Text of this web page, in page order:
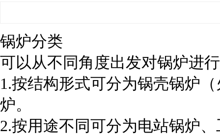
锅炉分类
可以从不同角度出发对锅炉进
1.按结构形式可分为锅壳锅炉
炉。
2.按用途不同可分为电站锅炉